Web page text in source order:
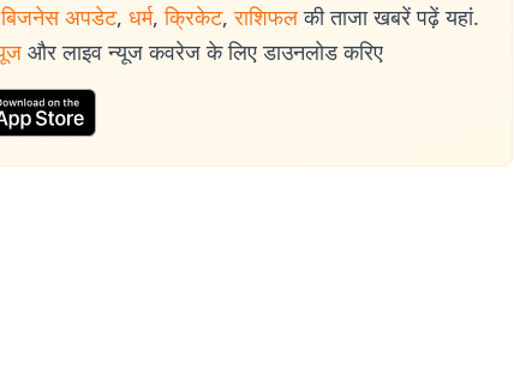
बिजनेस अपडेट, धर्म, क्रिकेट, राशिफल की ताजा खबरें पढ़ें यहां.
और लाइव न्यूज कवरेज के लिए डाउनलोड करिए